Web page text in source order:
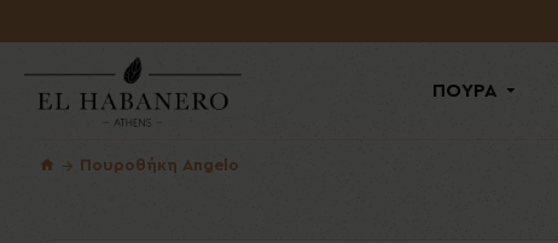
ΠΟΥΡΑ
Πουροθήκη Angelo